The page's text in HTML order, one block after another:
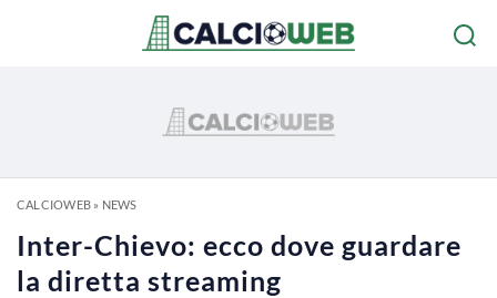
CALCIOWEB» NEWS
Inter-Chievo: ecco dove guardare
la diretta streaming